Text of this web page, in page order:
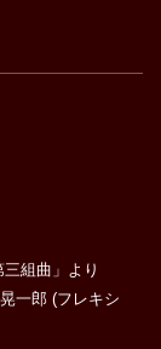
組曲」より
一郎 (フレキシ